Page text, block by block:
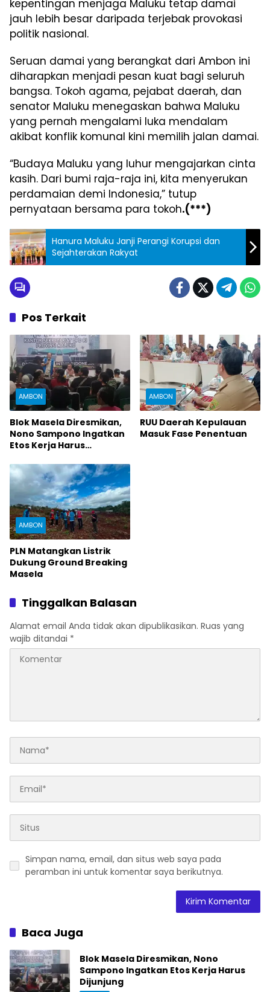
kepentingan menjaga Maluku tetap damai
jauh lebih besar daripada terjebak provokasi
politik nasional.
Seruan damai yang berangkat dari Ambon ini
diharapkan menjadi pesan kuat bagi seluruh
bangsa. Tokoh agama, pejabat daerah, dan
senator Maluku menegaskan bahwa Maluku
yang pernah mengalami luka mendalam
akibat konflik komunal kini memilih jalan damai.
“Budaya Maluku yang luhur mengajarkan cinta
kasih. Dari bumi raja-raja ini, kita menyerukan
perdamaian demi Indonesia,” tutup
pernyataan bersama para tokoh.(***)
Hanura Maluku Janji Perangi Korupsi dan
Sejahterakan Rakyat
Pos Terkait
AMBON
Blok Masela Diresmikan,
Nono Sampono Ingatkan
Etos Kerja Harus
AMBON
RUU Daerah Kepulauan
Masuk Fase Penentuan
AMBON
PLN Matangkan Listrik
Dukung Ground Breaking
Masela
Tinggalkan Balasan
Alamat email Anda tidak akan dipublikasikan. Ruas yang
wajib ditandai *
Simpan nama, email, dan situs web saya pada
peramban ini untuk komentar saya berikutnya.
Baca Juga
Blok Masela Diresmikan, Nono
Sampono Ingatkan Etos Kerja Harus
Dijunjung